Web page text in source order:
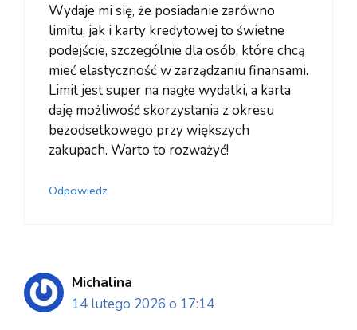
Wydaje mi się, że posiadanie zarówno
limitu, jak i karty kredytowej to świetne
podejście, szczególnie dla osób, które chcą
mieć elastyczność w zarządzaniu finansami.
Limit jest super na nagłe wydatki, a karta
daję możliwość skorzystania z okresu
bezodsetkowego przy większych
zakupach. Warto to rozważyć!
Odpowiedz
Michalina
14 lutego 2026 o 17:14